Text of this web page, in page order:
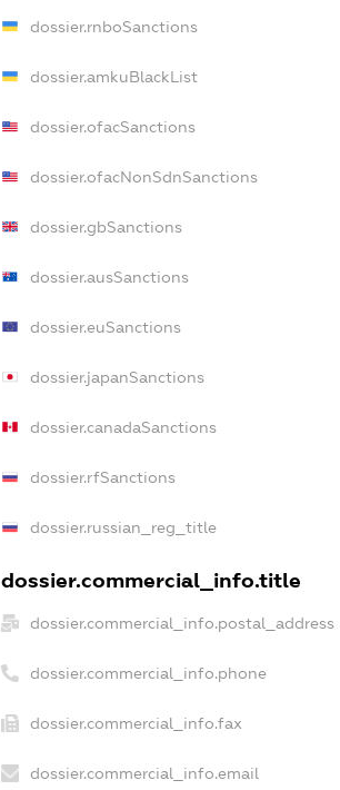
dossier.rnboSanctions
dossier.amkuBlackList
dossier.ofacSanctions
dossier.ofacNonSdnSanctions
dossier.gbSanctions
dossier.ausSanctions
dossier.euSanctions
dossier.japanSanctions
dossier.canadaSanctions
dossier.rfSanctions
dossier.russian_reg_title
dossier.commercial_info.title
dossier.commercial_info.postal_address
dossier.commercial_info.phone
dossier.commercial_info.fax
dossier.commercial_info.email